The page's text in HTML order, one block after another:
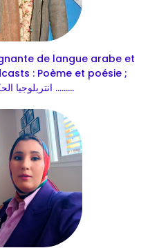
de langue arabe et
: Poème et poésie ;
انتربلوجيا الحكاية الشعبية .........